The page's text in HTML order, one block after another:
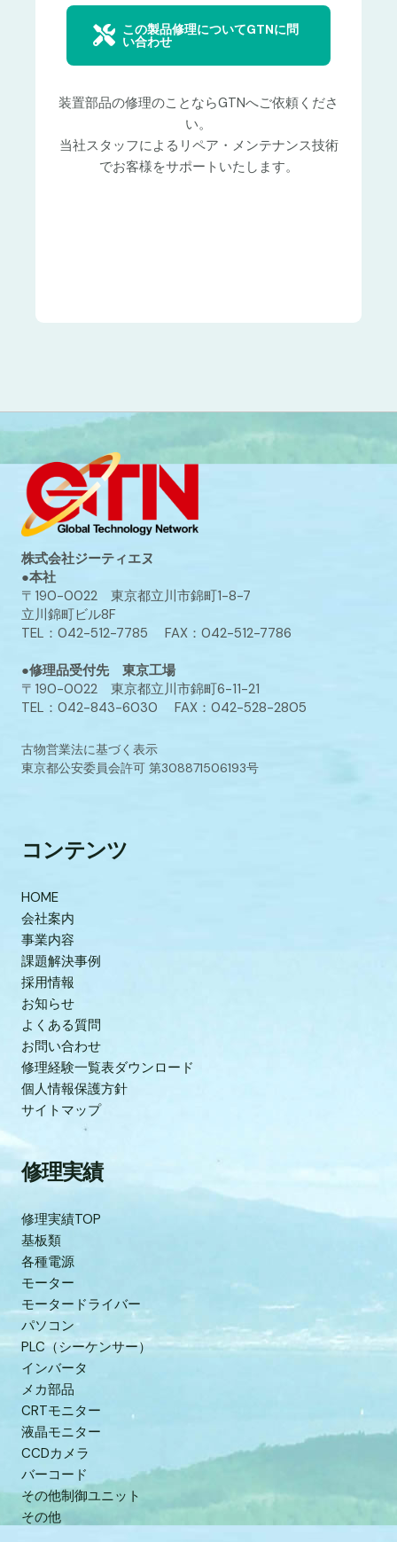
この製品修理についてGTNに問
い合わせ
装置部品の修理のことならGTNへご依頼くださ
い。
当社スタッフによるリペア・メンテナンス技術
でお客様をサポートいたします。
株式会社ジーティエヌ
●本社
〒190-0022 東京都立川市錦町1-8-7
立川錦町ビル8F
TEL：042-512-7785 FAX：042-512-7786
●修理品受付先 東京工場
〒190-0022 東京都立川市錦町6-11-21
TEL：042-843-6030 FAX：042-528-2805
古物営業法に基づく表示
東京都公安委員会許可 第308871506193号
コンテンツ
HOME
会社案内
事業内容
課題解決事例
採用情報
お知らせ
よくある質問
お問い合わせ
修理経験一覧表ダウンロード
個人情報保護方針
サイトマップ
修理実績
修理実績TOP
基板類
各種電源
モーター
モータードライバー
パソコン
PLC（シーケンサー）
インバータ
メカ部品
CRTモニター
液晶モニター
CCDカメラ
バーコード
その他制御ユニット
その他